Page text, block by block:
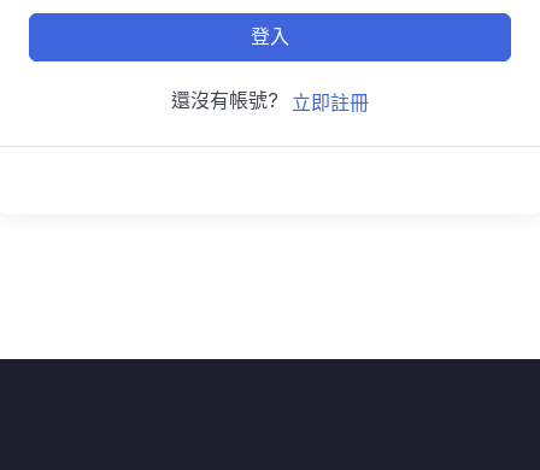
登入
還沒有帳號? 立即註冊